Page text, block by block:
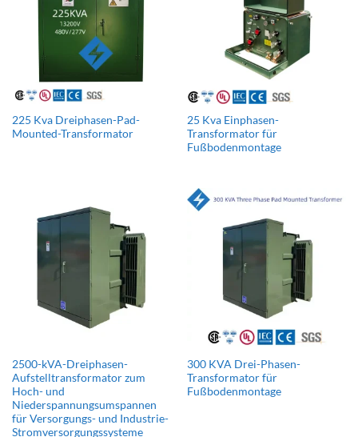
225 Kva Dreiphasen-Pad-
Mounted-Transformator
25 Kva Einphasen-
Transformator für
Fußbodenmontage
2500-kVA-Dreiphasen-
Aufstelltransformator zum
Hoch- und
Niederspannungsumspannen
für Versorgungs- und Industrie-
Stromversorgungssysteme
300 KVA Drei-Phasen-
Transformator für
Fußbodenmontage